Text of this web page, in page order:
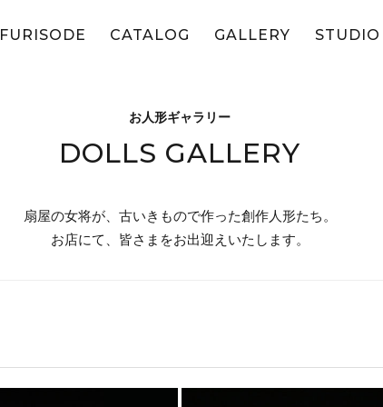
FURISODE CATALOG GALLERY STUDIO
お人形ギャラリー
DOLLS GALLERY
扇屋の女将が、古いきもので作った創作人形たち。
お店にて、皆さまをお出迎えいたします。